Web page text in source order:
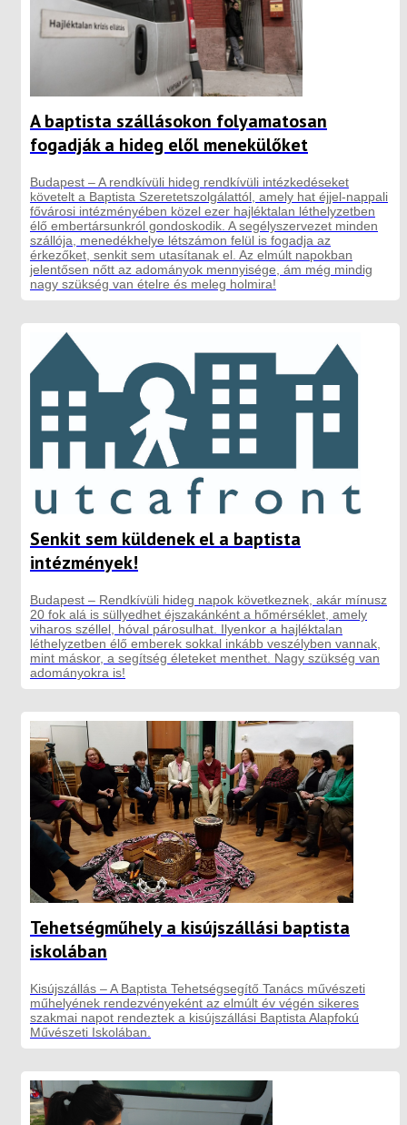
A baptista szállásokon folyamatosan
fogadják a hideg elől menekülőket
Budapest – A rendkívüli hideg rendkívüli intézkedéseket
követelt a Baptista Szeretetszolgálattól, amely hat éjjel-nappali
fővárosi intézményében közel ezer hajléktalan léthelyzetben
élő embertársunkról gondoskodik. A segélyszervezet minden
szállója, menedékhelye létszámon felül is fogadja az
érkezőket, senkit sem utasítanak el. Az elmúlt napokban
jelentősen nőtt az adományok mennyisége, ám még mindig
nagy szükség van ételre és meleg holmira!
Senkit sem küldenek el a baptista
intézmények!
Budapest – Rendkívüli hideg napok következnek, akár mínusz
20 fok alá is süllyedhet éjszakánként a hőmérséklet, amely
viharos széllel, hóval párosulhat. Ilyenkor a hajléktalan
léthelyzetben élő emberek sokkal inkább veszélyben vannak,
mint máskor, a segítség életeket menthet. Nagy szükség van
adományokra is!
Tehetségműhely a kisújszállási baptista
iskolában
Kisújszállás – A Baptista Tehetségsegítő Tanács művészeti
műhelyének rendezvényeként az elmúlt év végén sikeres
szakmai napot rendeztek a kisújszállási Baptista Alapfokú
Művészeti Iskolában.